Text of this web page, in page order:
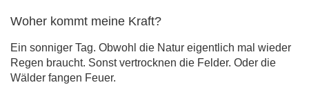
Woher kommt meine Kraft?
Ein sonniger Tag. Obwohl die Natur eigentlich mal wieder
Regen braucht. Sonst vertrocknen die Felder. Oder die
Wälder fangen Feuer.